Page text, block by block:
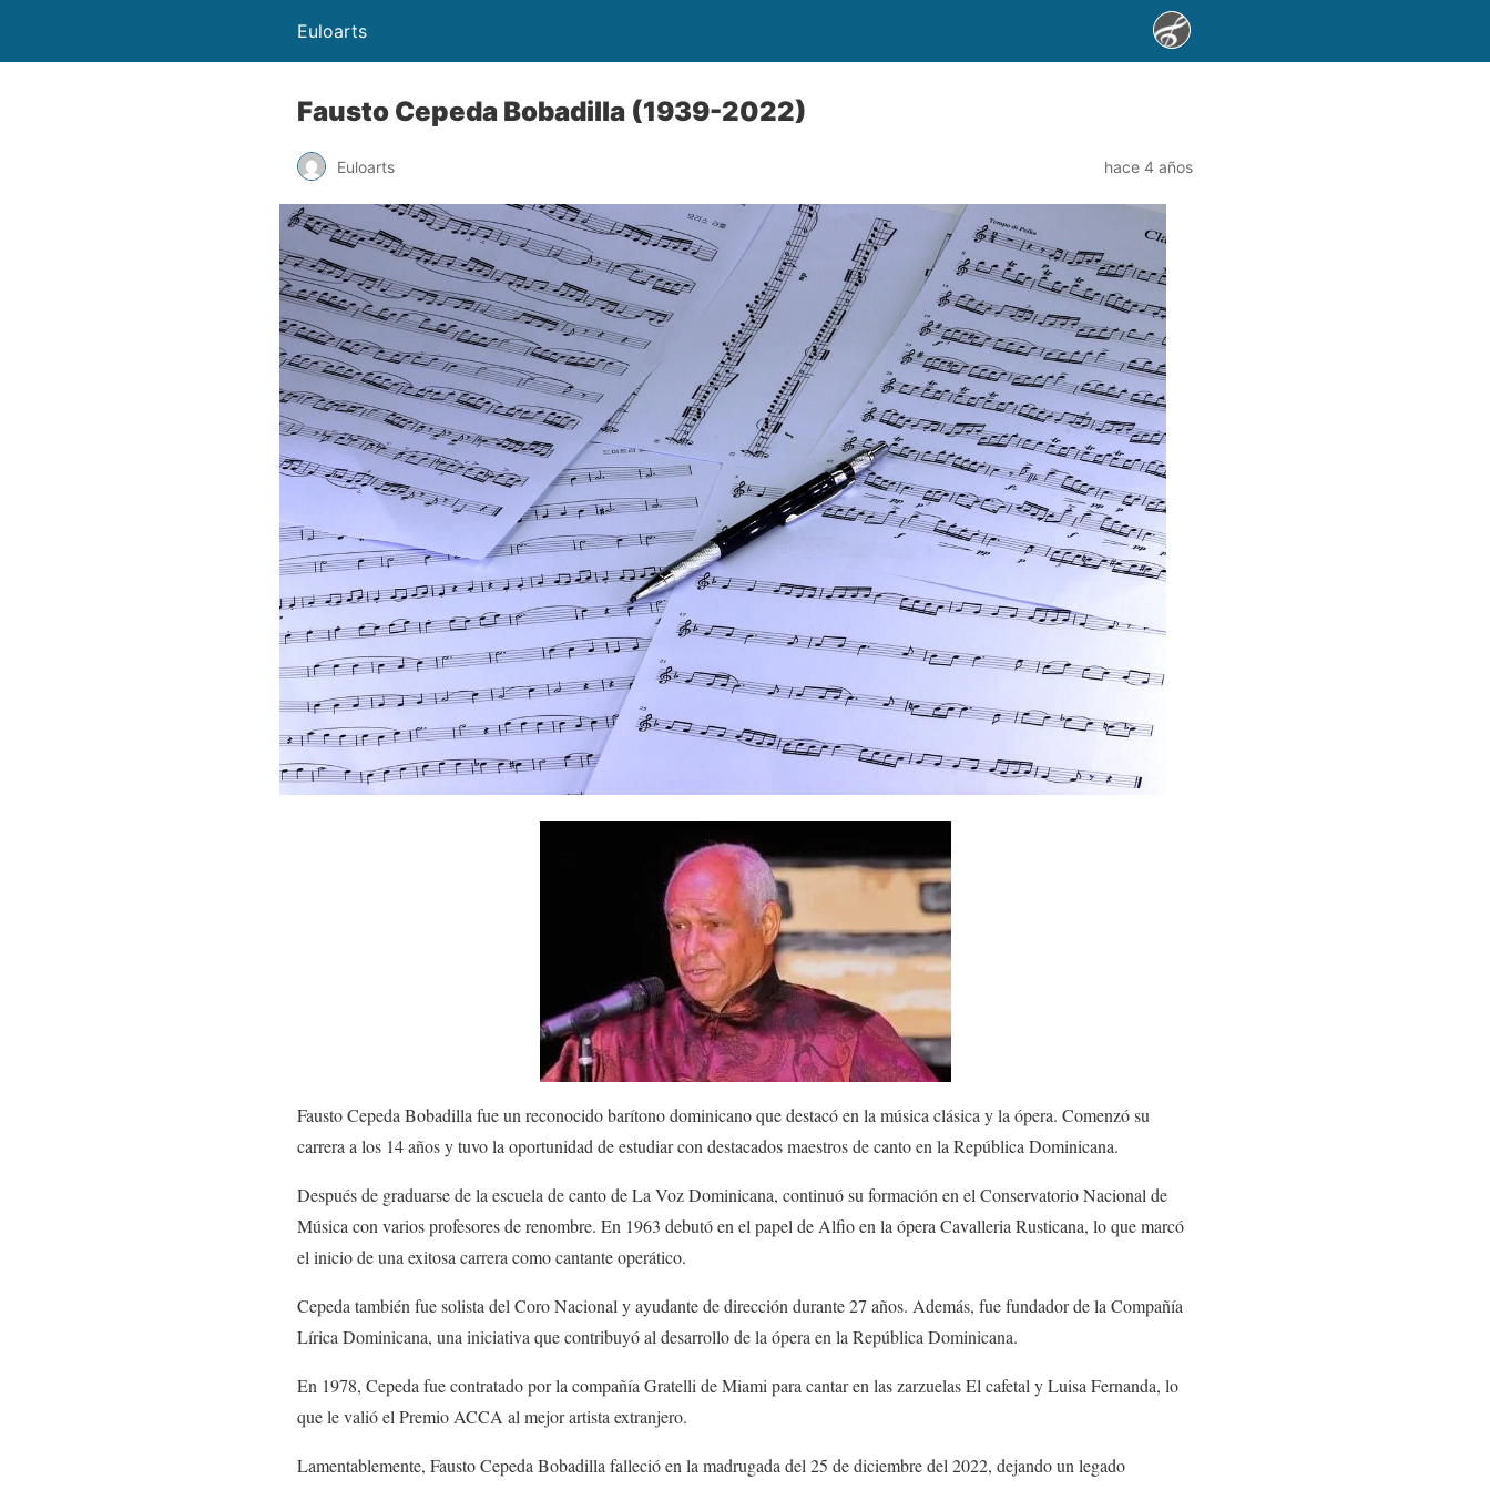
Euloarts
Fausto Cepeda Bobadilla (1939-2022)
Euloarts hace 4 años
Fausto Cepeda Bobadilla fue un reconocido barítono dominicano que destacó en la música clásica y la ópera. Comenzó su
carrera a los 14 años y tuvo la oportunidad de estudiar con destacados maestros de canto en la República Dominicana.
Después de graduarse de la escuela de canto de La Voz Dominicana, continuó su formación en el Conservatorio Nacional de
Música con varios profesores de renombre. En 1963 debutó en el papel de Alfio en la ópera Cavalleria Rusticana, lo que marcó
el inicio de una exitosa carrera como cantante operático.
Cepeda también fue solista del Coro Nacional y ayudante de dirección durante 27 años. Además, fue fundador de la Compañía
Lírica Dominicana, una iniciativa que contribuyó al desarrollo de la ópera en la República Dominicana.
En 1978, Cepeda fue contratado por la compañía Gratelli de Miami para cantar en las zarzuelas El cafetal y Luisa Fernanda, lo
que le valió el Premio ACCA al mejor artista extranjero.
Lamentablemente, Fausto Cepeda Bobadilla falleció en la madrugada del 25 de diciembre del 2022, dejando un legado